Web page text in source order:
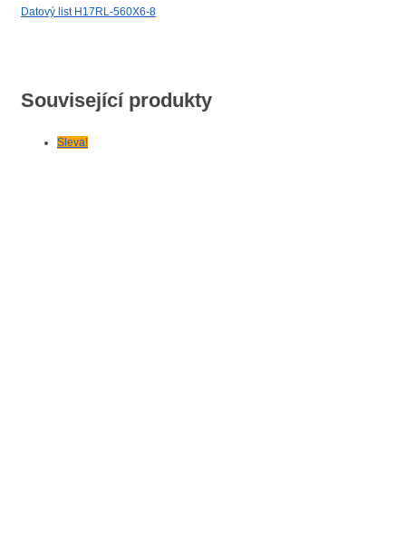
Datový list H17RL-560X6-8
Související produkty
Sleva!